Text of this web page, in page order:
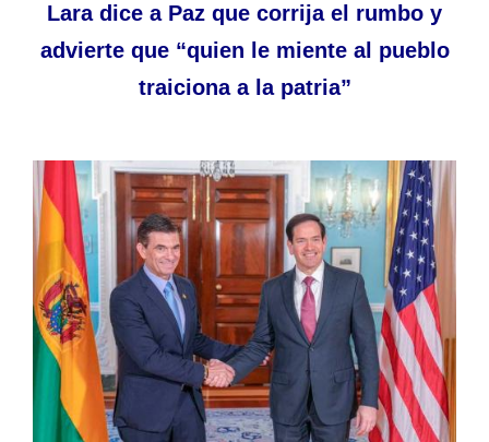
Lara dice a Paz que corrija el rumbo y
advierte que “quien le miente al pueblo
traiciona a la patria”